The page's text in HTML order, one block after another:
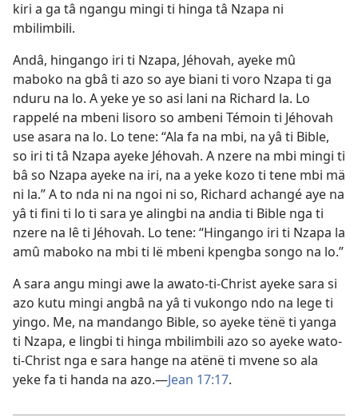
kiri a ga tâ ngangu mingi ti hinga tâ Nzapa ni
mbilimbili.
Andâ, hingango iri ti Nzapa, Jéhovah, ayeke mû
maboko na gbâ ti azo so aye biani ti voro Nzapa ti ga
nduru na lo. A yeke ye so asi lani na Richard la. Lo
rappelé na mbeni lisoro so ambeni Témoin ti Jéhovah
use asara na lo. Lo tene: “Ala fa na mbi, na yâ ti Bible,
so iri ti tâ Nzapa ayeke Jéhovah. A nzere na mbi mingi ti
bâ so Nzapa ayeke na iri, na a yeke kozo ti tene mbi mä
ni la.” A to nda ni na ngoi ni so, Richard achangé aye na
yâ ti fini ti lo ti sara ye alingbi na andia ti Bible nga ti
nzere na lê ti Jéhovah. Lo tene: “Hingango iri ti Nzapa la
amû maboko na mbi ti lë mbeni kpengba songo na lo.”
A sara angu mingi awe la awato-ti-Christ ayeke sara si
azo kutu mingi angbâ na yâ ti vukongo ndo na lege ti
yingo. Me, na mandango Bible, so ayeke tënë ti yanga
ti Nzapa, e lingbi ti hinga mbilimbili azo so ayeke wato-
ti-Christ nga e sara hange na atënë ti mvene so ala
yeke fa ti handa na azo.—Jean 17:17.